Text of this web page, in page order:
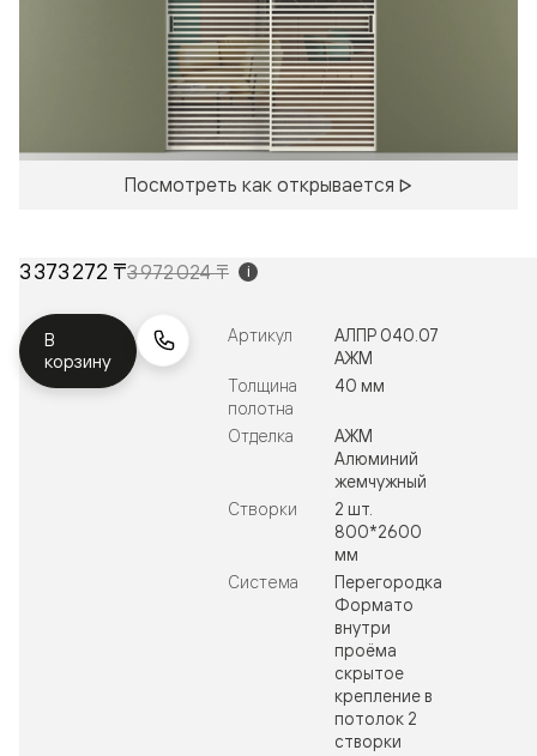
Посмотреть как открывается
3 373 272 ₸3 972 024 ₸ i
В
корзину
Артикул
АЛПР 040.07
АЖМ
Толщина
полотна
40 мм
Отделка
АЖМ
Алюминий
жемчужный
Створки
2 шт.
800*2600
мм
Система
Перегородка
Формато
внутри
проёма
скрытое
крепление в
потолок 2
створки